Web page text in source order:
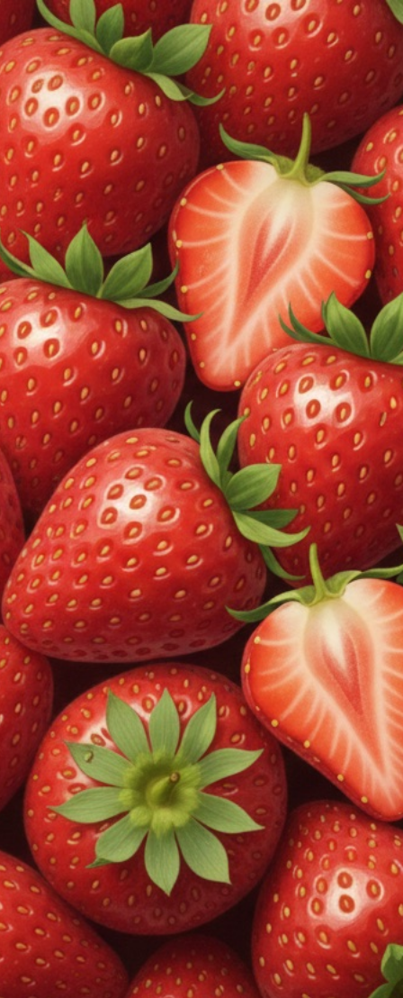
ンツに
スキッ
プ
【毎日配送】AM8:00までの注文・ご入金で即日発送！通常4〜6日でお届け！
ベイプのサブスク ノンニコチン
BEST SELLERS MORE
送料別 SALE
MyMoods® Starter Kit ／
PEN + POD 1箱（2POD入
SALE
MyMoods® POD ニコチ
ン5% 3点セット